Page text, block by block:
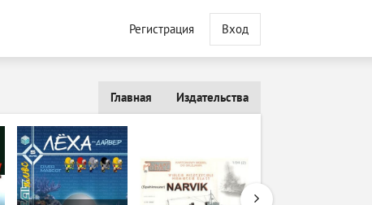
Регистрация Вход
Издательства
Главная